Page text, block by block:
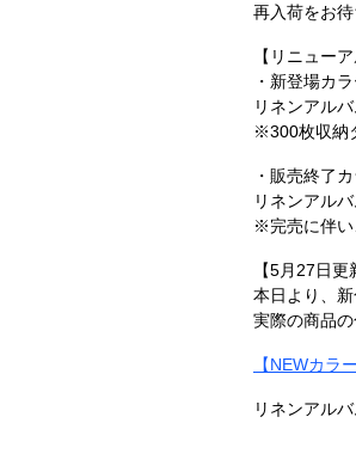
再入荷をお
【リニューア
・新登場カ
リネンアル
※300枚収納
・販売終了
リネンアル
※完売に伴い
【5月27日
本日より、
実際の商品
【NEWカラ
リネンアル